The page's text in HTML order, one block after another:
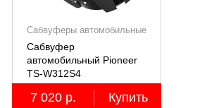
Сабвуферы автомобильные
Сабвуфер
автомобильный Pioneer
TS-W312S4
7 020 р. Купить